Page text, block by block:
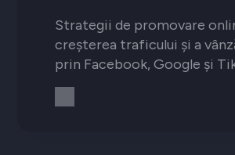
Strategii de promovare
creșterea traficului și a
prin Facebook, Google și